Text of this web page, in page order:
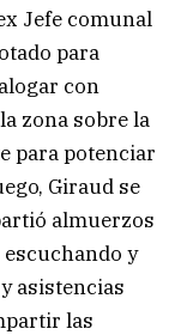
Jefe comunal
para
con
zona sobre la
para potenciar
Giraud se
almuerzos
y
asistencias
las